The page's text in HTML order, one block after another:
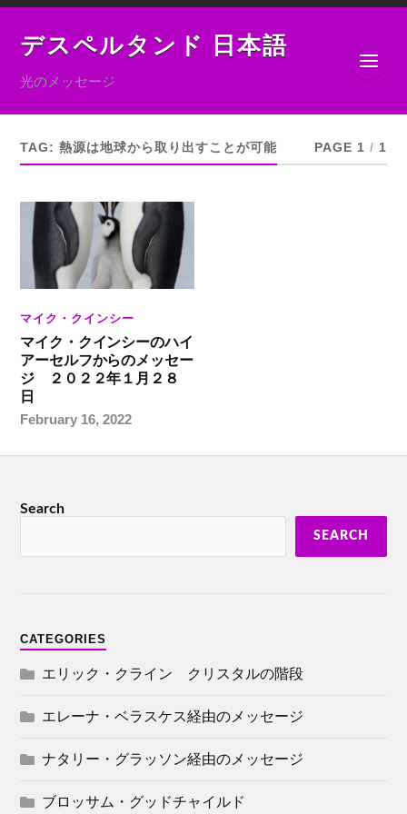
デスペルタンド 日本語
光のメッセージ
TAG:熱源は地球から取り出すことが可能 PAGE 1 / 1
マイク・クインシー
マイク・クインシーのハイ
アーセルフからのメッセー
ジ ２０２２年１月２８
日
February 16, 2022
Search
SEARCH
CATEGORIES
エリック・クライン クリスタルの階段
エレーナ・ベラスケス経由のメッセージ
ナタリー・グラッソン経由のメッセージ
ブロッサム・グッドチャイルド